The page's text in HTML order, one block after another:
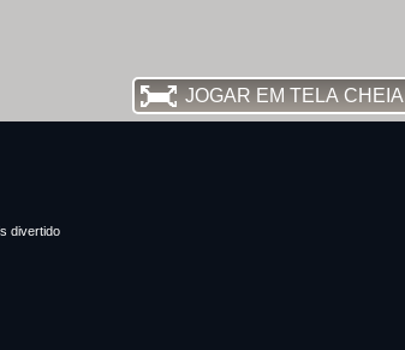
JOGAR EM TELA CHEIA
divertido